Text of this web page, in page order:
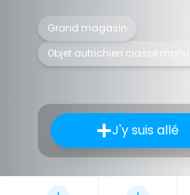
Grand magasin
Objet autrichien classé
J'y suis allé